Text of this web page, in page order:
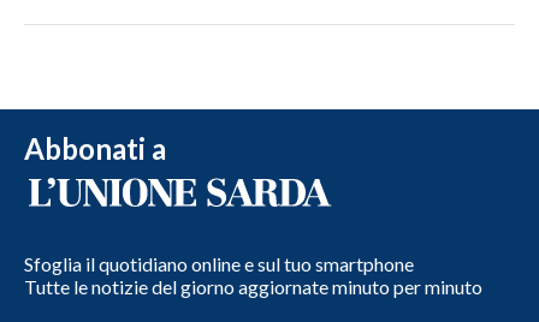
Abbonati a
Sfoglia il quotidiano online e sul tuo smartphone
Tutte le notizie del giorno aggiornate minuto per minuto